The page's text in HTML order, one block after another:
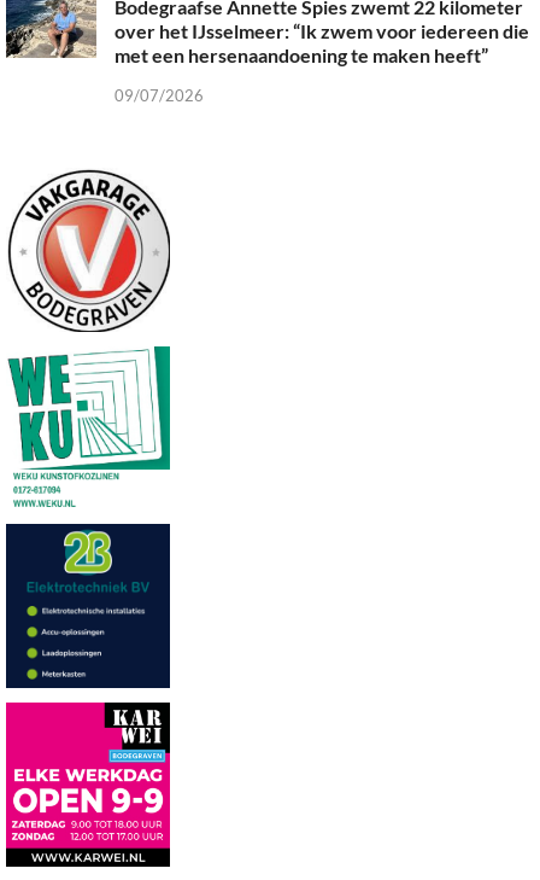
Bodegraafse Annette Spies zwemt 22 kilometer
over het IJsselmeer: “Ik zwem voor iedereen die
met een hersenaandoening te maken heeft”
09/07/2026